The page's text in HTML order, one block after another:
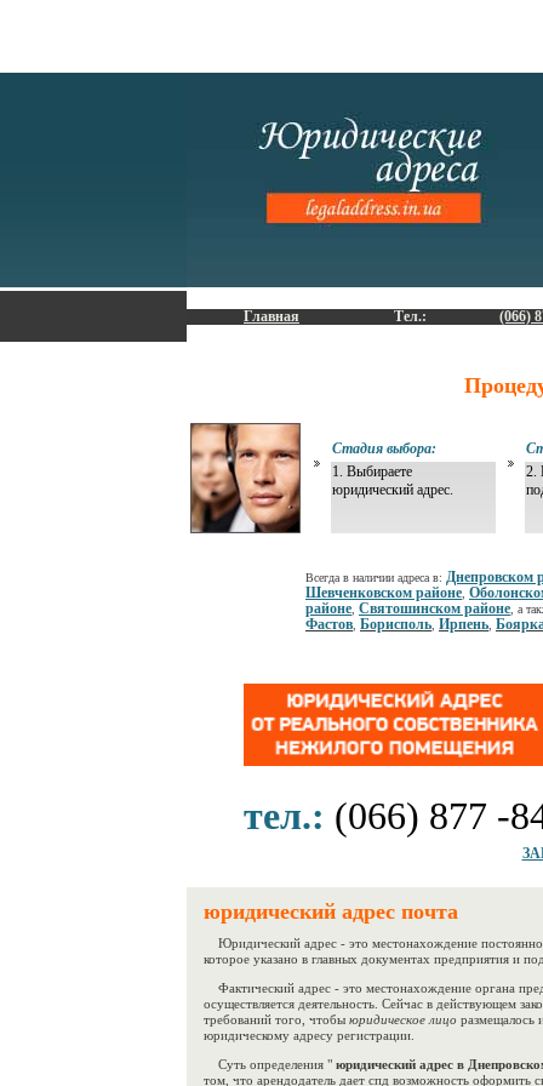
Главная Тел.: (066)
Стадия выбора:
1. Выбираете
юридический адрес.
2.
Всегда в наличии адреса в: Днепровском
Шевченковском районе
районе Святошинском районе , а
Фастов Борисполь Ирпень
тел.: (066) 877 -
юридический адрес почта
Юридический адрес - это местонахождение
которое указано в главных документах предприятия и
Фактический адрес - это местонахождение органа
осуществляется деятельность. Сейчас в действующем
требований того, чтобы юридическое лицо размещалось
юридическому адресу регистрации.
Суть определения " юридический адрес в
том, что арендодатель дает спд возможность оформить